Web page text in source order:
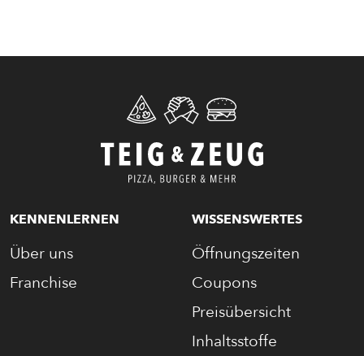
KENNENLERNEN
Über uns
Franchise
WISSENSWERTES
Öffnungszeiten
Coupons
Preisübersicht
Inhaltsstoffe